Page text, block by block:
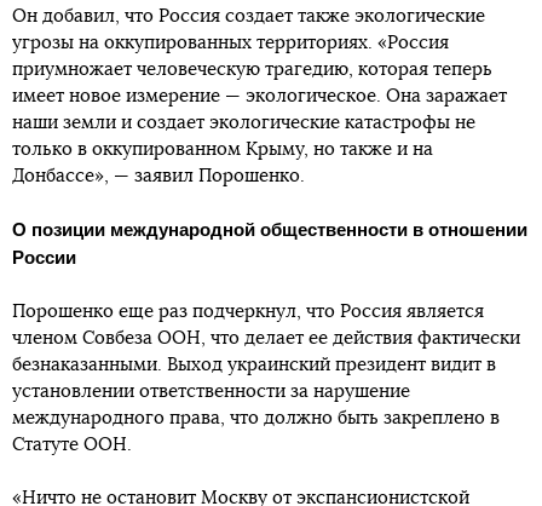
Он добавил, что Россия создает также экологические
угрозы на оккупированных территориях. «Россия
приумножает человеческую трагедию, которая теперь
имеет новое измерение — экологическое. Она заражает
наши земли и создает экологические катастрофы не
только в оккупированном Крыму, но также и на
Донбассе», — заявил Порошенко.
О позиции международной общественности в отношении
России
Порошенко еще раз подчеркнул, что Россия является
членом Совбеза ООН, что делает ее действия фактически
безнаказанными. Выход украинский президент видит в
установлении ответственности за нарушение
международного права, что должно быть закреплено в
Статуте ООН.
«Ничто не остановит Москву от экспансионистской